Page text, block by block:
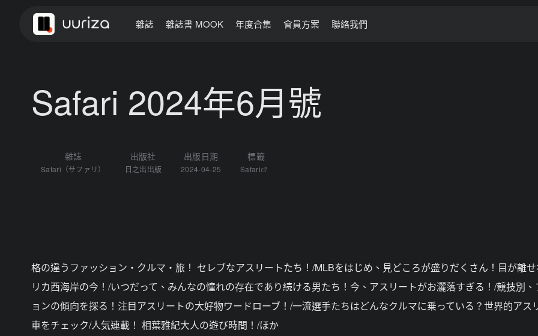
雜誌 雜誌書 MOOK 年度合集 會員方案 聯絡我們
Safari 2024年6月號
雜誌
Safari（サファリ）
出版社
日之出出版
出版日期
2024-04-25
標籤
Safari
格の違うファッション・クルマ・旅！︎ セレブなアスリートたち！/MLBをはじめ、見どころが盛りだくさん！目が離
リカ西海岸の今！/いつだって、みんなの憧れの存在であり続ける男たち！今、アスリートがお灑落すぎる！/競技別
ョンの傾向を探る！注目アスリートの大好物ワードローブ！/一流選手たちはどんなクルマに乗っている？世界的アス
車をチェック/人気連載！ 相葉雅紀大人の遊び時間！/ほか